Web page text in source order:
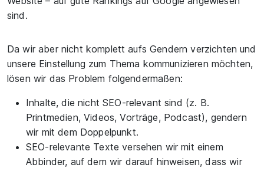
sind.
Da wir aber nicht komplett aufs Gendern verzichten und
unsere Einstellung zum Thema kommunizieren möchten,
lösen wir das Problem folgendermaßen:
Inhalte, die nicht SEO-relevant sind (z. B.
Printmedien, Videos, Vorträge, Podcast), gendern
wir mit dem Doppelpunkt.
SEO-relevante Texte versehen wir mit einem
Abbinder, auf dem wir darauf hinweisen, dass wir